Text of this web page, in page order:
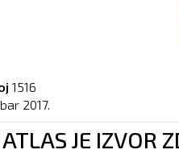
1516
2017.
JE IZVOR